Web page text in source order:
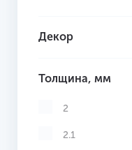
Декор
Толщина, мм
2
2.1